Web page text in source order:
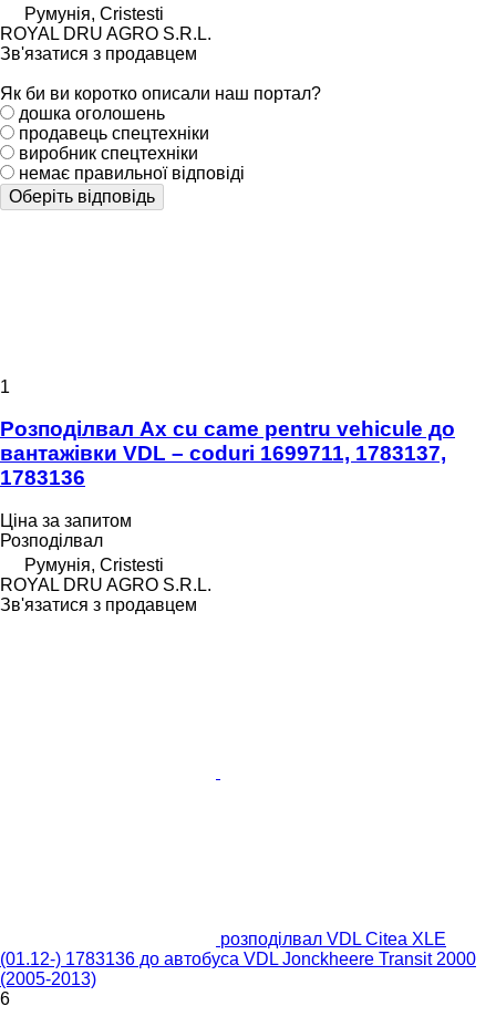
Румунія, Cristesti
ROYAL DRU AGRO S.R.L.
Зв'язатися з продавцем
Як би ви коротко описали наш портал?
дошка оголошень
продавець спецтехніки
виробник спецтехніки
немає правильної відповіді
Оберіть відповідь
1
Розподілвал Ax cu came pentru vehicule до
вантажівки VDL – coduri 1699711, 1783137,
1783136
Ціна за запитом
Розподілвал
Румунія, Cristesti
ROYAL DRU AGRO S.R.L.
Зв'язатися з продавцем
розподілвал VDL Citea XLE
(01.12-) 1783136 до автобуса VDL Jonckheere Transit 2000
(2005-2013)
6